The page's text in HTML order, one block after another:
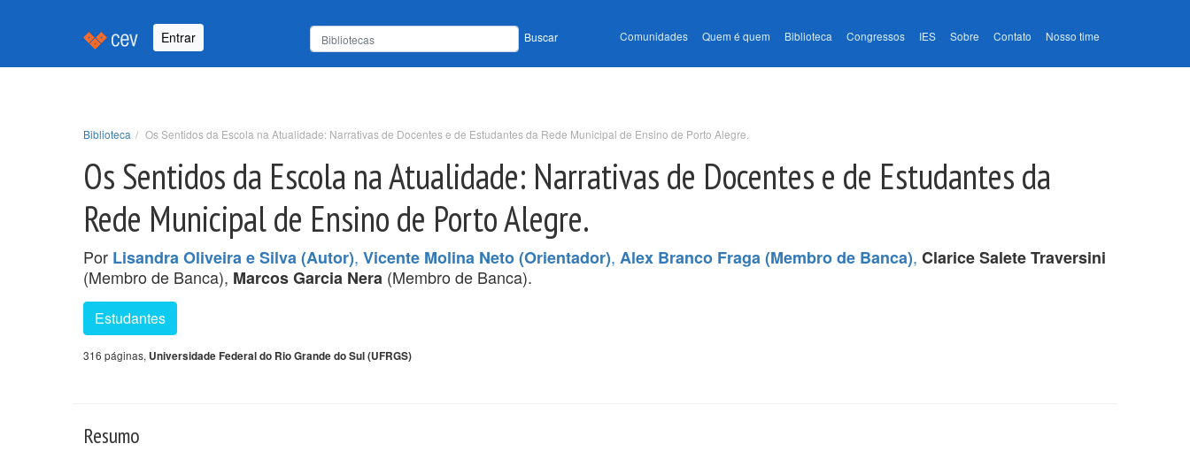
Entrar Buscar Comunidades Quem é quem Biblioteca Congressos IES Sobre Contato Nosso time
Biblioteca Os Sentidos da Escola na Atualidade: Narrativas de Docentes e de Estudantes da Rede Municipal de Ensino de Porto Alegre.
Os Sentidos da Escola na Atualidade: Narrativas de Docentes e de Estudantes da
Rede Municipal de Ensino de Porto Alegre.
Por Lisandra Oliveira e Silva (Autor), Vicente Molina Neto (Orientador), Alex Branco Fraga (Membro de Banca), Clarice Salete Traversini
(Membro de Banca), Marcos Garcia Nera (Membro de Banca).
Estudantes
316 páginas, Universidade Federal do Rio Grande do Sul (UFRGS)
Resumo